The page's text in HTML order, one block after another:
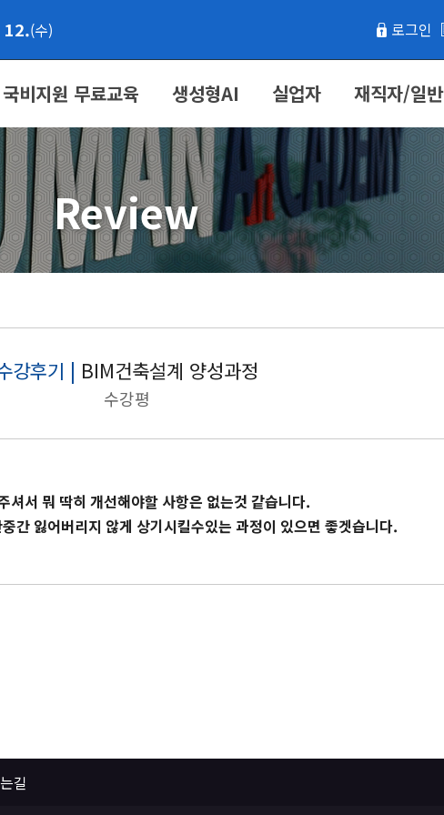
12.(수) 로그인
국비지원 무료교육 생성형AI 실업자 재직자/일반
Review
강후기 | BIM건축설계 양성과정
수강평
셔서 뭐 딱히 개선해야할 사항은 없는것 같습니다.
간 잃어버리지 않게 상기시킬수있는 과정이 있으면 좋겟습니다.
길